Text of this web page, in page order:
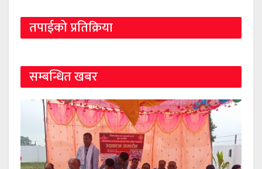
तपाईको प्रतिक्रिया
सम्बन्धित खबर